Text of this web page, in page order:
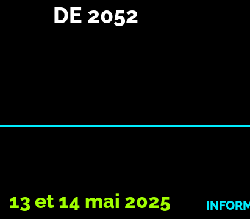
DE 2052
13 et 14 mai 2025